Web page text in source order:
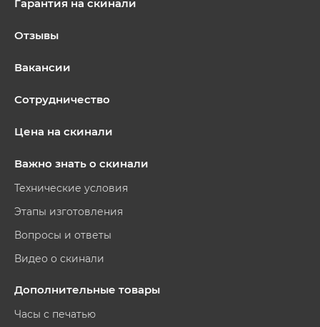
Гарантия на скинали
Отзывы
Вакансии
Сотрудничество
Цена на скинали
Важно знать о скинали
Технические условия
Этапы изготовления
Вопросы и ответы
Видео о скинали
Дополнительные товары
Часы с печатью